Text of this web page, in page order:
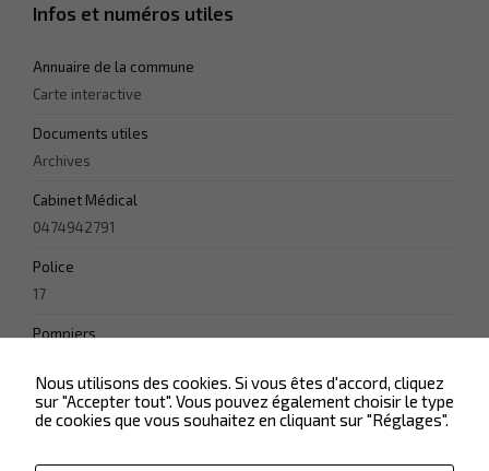
Infos et numéros utiles
Annuaire de la commune
Carte interactive
Documents utiles
Archives
Cabinet Médical
0474942791
Police
17
Pompiers
Nous utilisons des cookies. Si vous êtes d'accord, cliquez
sur "Accepter tout". Vous pouvez également choisir le type
de cookies que vous souhaitez en cliquant sur "Réglages".